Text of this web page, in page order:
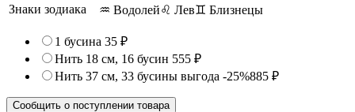
Знаки зодиака ♒ Водолей♌ Лев♊ Близнецы
1 бусина 35 ₽
Нить 18 см, 16 бусин 555 ₽
Нить 37 см, 33 бусины выгода -25%885 ₽
Сообщить о поступлении товара